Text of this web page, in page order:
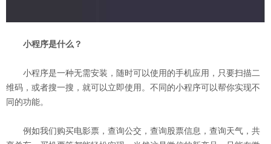
小程序是什么？
小程序是一种无需安装，随时可以使用的手机应用，只要扫描二
维码，或者搜一搜，就可以立即使用。不同的小程序可以帮你实现不
同的功能。
例如我们购买电影票，查询公交，查询股票信息，查询天气，共